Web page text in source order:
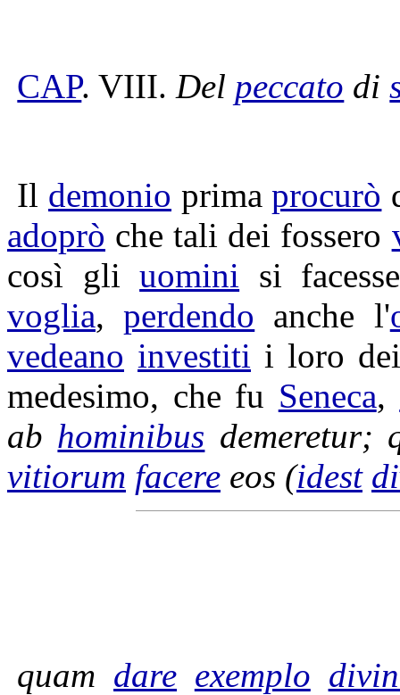
CAP. VIII.Del peccato di
Il demonio primaprocurò
adoprò che tali dei fossero
così gliuomini si
voglia,perdendo anche l'
vedeano investiti i loro
medesimo, che fu Seneca,
ab hominibus demeretur;
vitiorum facere eos (idest
quam dare exemplo